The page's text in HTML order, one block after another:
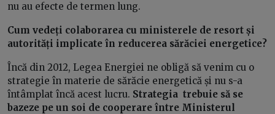
nu au efecte de termen lung.
Cum vedeți colaborarea cu ministerele de resort și
autorități implicate în reducerea sărăciei energetice?
Încă din 2012, Legea Energiei ne obligă să venim cu o
strategie în materie de sărăcie energetică și nu s-a
întâmplat încă acest lucru. Strategia trebuie să se
bazeze pe un soi de cooperare între Ministerul